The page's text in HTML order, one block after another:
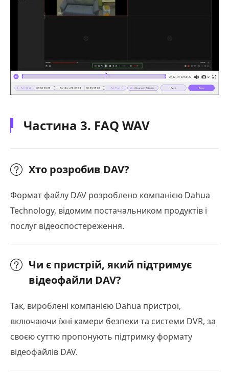
Частина 3. FAQ WAV
Хто розробив DAV?
Формат файлу DAV розроблено компанією Dahua
Technology, відомим постачальником продуктів і
послуг відеоспостереження.
Чи є пристрій, який підтримує
відеофайли DAV?
Так, вироблені компанією Dahua пристрої,
включаючи їхні камери безпеки та системи DVR, за
своєю суттю пропонують підтримку формату
відеофайлів DAV.